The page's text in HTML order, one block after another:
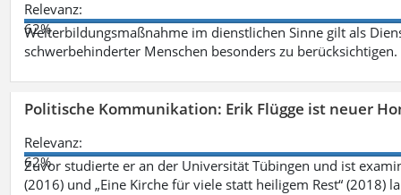
Relevanz:
62%
Weiterbildungsmaßnahme im dienstlichen Sinne gilt als
schwerbehinderter Menschen besonders zu berücksichtigen.
Politische Kommunikation: Erik Flügge ist neuer
Relevanz:
62%
Zuvor studierte er an der Universität Tübingen und ist
(2016) und „Eine Kirche für viele statt heiligem Rest“ (2018)